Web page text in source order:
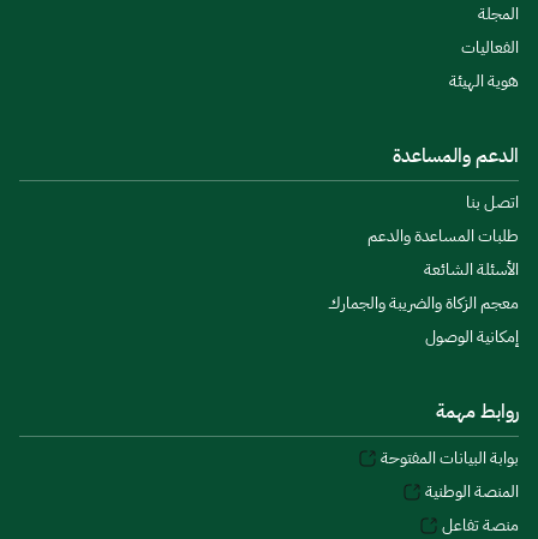
المجلة
الفعاليات
هوية الهيئة
الدعم والمساعدة
اتصل بنا
طلبات المساعدة والدعم
الأسئلة الشائعة
معجم الزكاة والضريبة والجمارك
إمكانية الوصول
روابط مهمة
بوابة البيانات المفتوحة
المنصة الوطنية
منصة تفاعل